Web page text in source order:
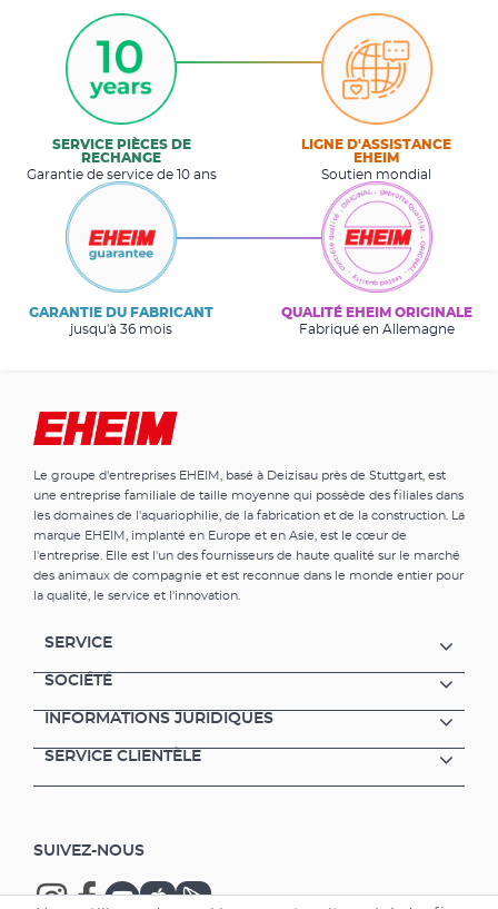
SERVICE PIÈCES DE
RECHANGE
Garantie de service de 10 ans
LIGNE D'ASSISTANCE
EHEIM
Soutien mondial
GARANTIE DU FABRICANT
jusqu'à 36 mois
QUALITÉ EHEIM ORIGINALE
Fabriqué en Allemagne
Le groupe d'entreprises EHEIM, basé à Deizisau près de Stuttgart, est
une entreprise familiale de taille moyenne qui possède des filiales dans
les domaines de l'aquariophilie, de la fabrication et de la construction. La
marque EHEIM, implanté en Europe et en Asie, est le cœur de
l'entreprise. Elle est l'un des fournisseurs de haute qualité sur le marché
des animaux de compagnie et est reconnue dans le monde entier pour
la qualité, le service et l'innovation.
SERVICE
SOCIÉTÉ
INFORMATIONS JURIDIQUES
SERVICE CLIENTÈLE
SUIVEZ-NOUS